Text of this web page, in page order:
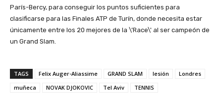
París-Bercy, para conseguir los puntos suficientes para
clasificarse para las Finales ATP de Turín, donde necesita estar
únicamente entre los 20 mejores de la \’Race\' al ser campeón de
un Grand Slam.
TAGS Felix Auger-Aliassime GRAND SLAM lesión
Londres
muñeca
NOVAK DJOKOVIC Tel Aviv TENNIS